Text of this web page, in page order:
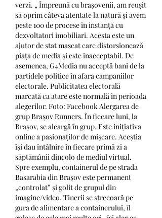
verzi. „ Împreună cu brașovenii, am reușit
să oprim câteva atentate la natură și avem
peste 100 de procese în instanță cu
dezvoltatori imobiliari. Acesta este un
ajutor de stat mascat care distorsionează
piața de media și este inacceptabil. De
asemenea, G4Media nu acceptă bani de la
partidele politice în afara campaniilor
electorale. Publicitatea electorală
marcată ca atare este normală în perioada
alegerilor. Foto: Facebook Alergarea de
grup Brașov Runners. În fiecare luni, la
Brașov, se aleargă în grup. Este inițiativa
online a pasionaților de mișcare. Aceștia
își dau întâlnire în fiecare primă zi a
săptămânii dincolo de mediul virtual.
Spre exemplu, containerul de pe strada
Basarabia din Brașov este permanent
„controlat” și golit de grupul din
imagine/video. Tinerii se strecoară pe
gura de alimentare a containerului, îl